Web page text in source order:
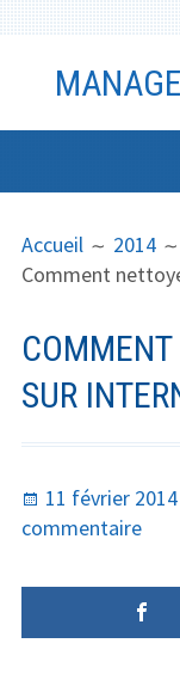
PRINCIPAL
Bien-être
Vidéo
Coaching
Communicati
Productivité
Santé
Créativité
D'ARIANE
Accueil 2014
Comment
COMMENT
SUR
Publié
le
11 février 2014
commentairesur
ses